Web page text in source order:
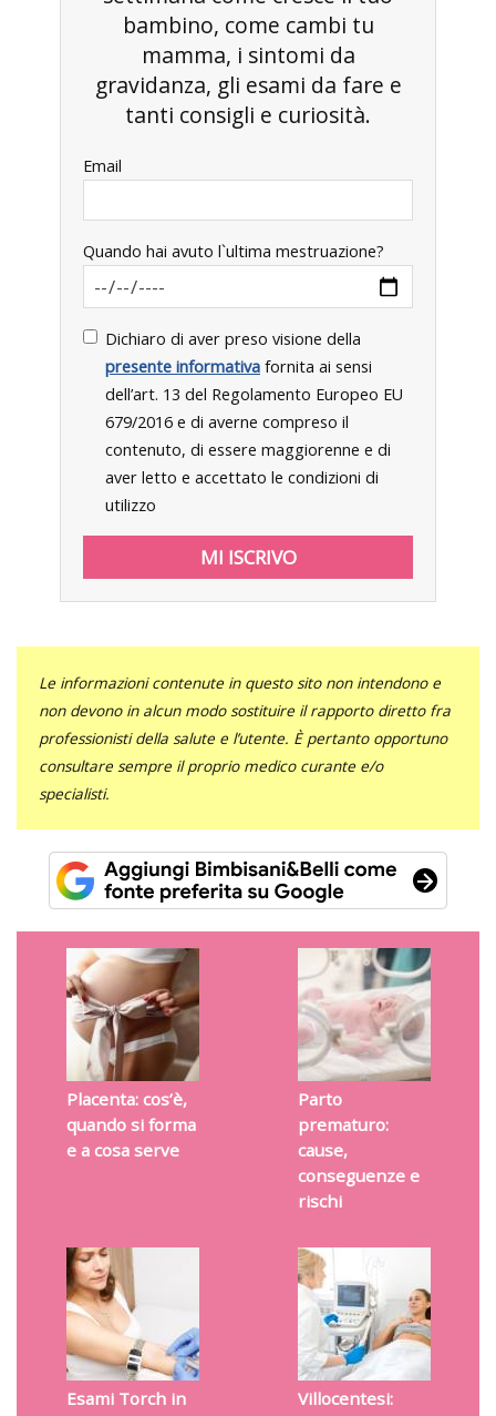
bambino, come cambi tu
mamma, i sintomi da
gravidanza, gli esami da fare e
tanti consigli e curiosità.
Email
Quando hai avuto l`ultima mestruazione?
Dichiaro di aver preso visione della
presente informativa fornita ai sensi
dell’art. 13 del Regolamento Europeo EU
679/2016 e di averne compreso il
contenuto, di essere maggiorenne e di
aver letto e accettato le condizioni di
utilizzo
Le informazioni contenute in questo sito non intendono e
non devono in alcun modo sostituire il rapporto diretto fra
professionisti della salute e l’utente. È pertanto opportuno
consultare sempre il proprio medico curante e/o
specialisti.
Placenta: cos’è,
quando si forma
e a cosa serve
Parto
prematuro:
cause,
conseguenze e
rischi
Esami Torch in
Villocentesi: